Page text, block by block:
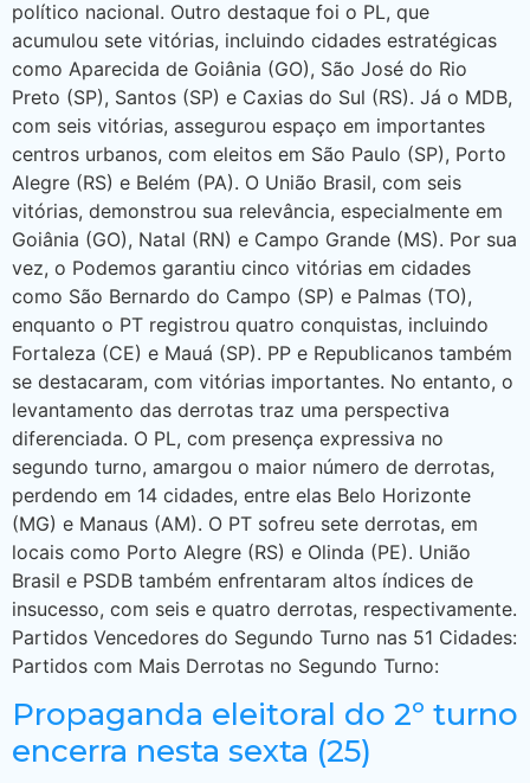
político nacional. Outro destaque foi o PL, que
acumulou sete vitórias, incluindo cidades estratégicas
como Aparecida de Goiânia (GO), São José do Rio
Preto (SP), Santos (SP) e Caxias do Sul (RS). Já o MDB,
com seis vitórias, assegurou espaço em importantes
centros urbanos, com eleitos em São Paulo (SP), Porto
Alegre (RS) e Belém (PA). O União Brasil, com seis
vitórias, demonstrou sua relevância, especialmente em
Goiânia (GO), Natal (RN) e Campo Grande (MS). Por sua
vez, o Podemos garantiu cinco vitórias em cidades
como São Bernardo do Campo (SP) e Palmas (TO),
enquanto o PT registrou quatro conquistas, incluindo
Fortaleza (CE) e Mauá (SP). PP e Republicanos também
se destacaram, com vitórias importantes. No entanto, o
levantamento das derrotas traz uma perspectiva
diferenciada. O PL, com presença expressiva no
segundo turno, amargou o maior número de derrotas,
perdendo em 14 cidades, entre elas Belo Horizonte
(MG) e Manaus (AM). O PT sofreu sete derrotas, em
locais como Porto Alegre (RS) e Olinda (PE). União
Brasil e PSDB também enfrentaram altos índices de
insucesso, com seis e quatro derrotas, respectivamente.
Partidos Vencedores do Segundo Turno nas 51 Cidades:
Partidos com Mais Derrotas no Segundo Turno:
Propaganda eleitoral do 2º turno
encerra nesta sexta (25)